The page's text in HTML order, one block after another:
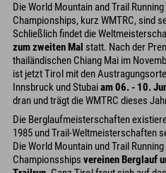
Die World Mountain and Trail Running
Championships, kurz WMTRC, sind
Schließlich findet die
zum zweiten Mal statt. Nach der
thailändischen Chiang Mai im
ist jetzt Tirol mit den
Innsbruck und Stubaiam 06. - 10.
dran und trägt die WMTRC dieses
Die Berglaufmeisterschaften
1985 und Trail-Weltmeisterschaften
Die World Mountain und Trail Running
Championsships vereinen Berglauf